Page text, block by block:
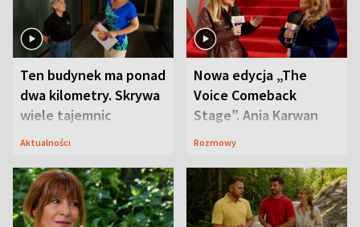
Ten budynek ma ponad
dwa kilometry. Skrywa
wiele tajemnic
Aktualności
Nowa edycja „The
Voice Comeback
Stage”. Ania Karwan
zapowiada
Rozmowy